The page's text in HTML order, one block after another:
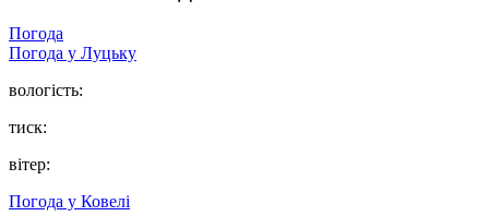
Погода
Погода у Луцьку
вологість:
тиск:
вітер:
Погода у Ковелі